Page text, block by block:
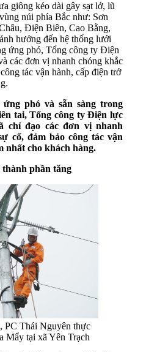
giông kéo dài gây sạt lở, lũ
núi phía Bắc như: Sơn
Điện Biên, Cao Bằng,
hưởng đến hệ thống lưới
ứng phó, Tổng công ty Điện
các đơn vị nhanh chóng khắc
tác vận hành, cấp điện trở
phó và sẵn sàng trong
tai, Tổng công ty Điện lực
chỉ đạo các đơn vị nhanh
cố, đảm bảo công tác vận
nhất cho khách hàng.
phần tăng
Thái Nguyên thực
Mẩy tại xã Yên Trạch